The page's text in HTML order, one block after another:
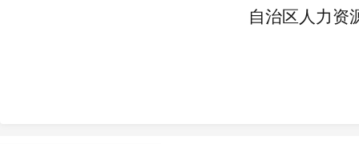
自治区人力资